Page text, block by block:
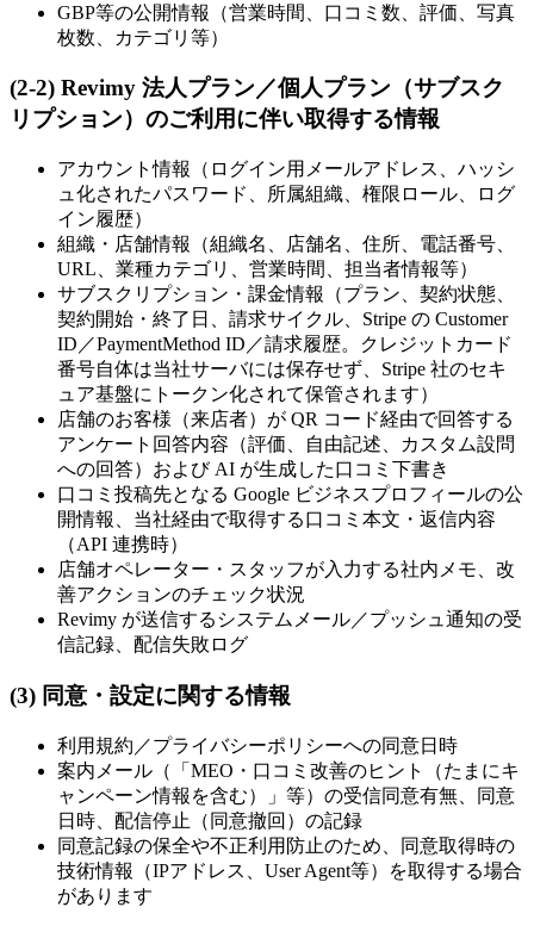
GBP等の公開情報（営業時間、口コミ数、評価、写真
枚数、カテゴリ等）
(2-2) Revimy 法人プラン／個人プラン（サブスク
リプション）のご利用に伴い取得する情報
アカウント情報（ログイン用メールアドレス、ハッシ
ュ化されたパスワード、所属組織、権限ロール、ログ
イン履歴）
組織・店舗情報（組織名、店舗名、住所、電話番号、
URL、業種カテゴリ、営業時間、担当者情報等）
サブスクリプション・課金情報（プラン、契約状態、
契約開始・終了日、請求サイクル、Stripe の Customer
ID／PaymentMethod ID／請求履歴。クレジットカード
番号自体は当社サーバには保存せず、Stripe 社のセキ
ュア基盤にトークン化されて保管されます）
店舗のお客様（来店者）が QR コード経由で回答する
アンケート回答内容（評価、自由記述、カスタム設問
への回答）および AI が生成した口コミ下書き
口コミ投稿先となる Google ビジネスプロフィールの公
開情報、当社経由で取得する口コミ本文・返信内容
（API 連携時）
店舗オペレーター・スタッフが入力する社内メモ、改
善アクションのチェック状況
Revimy が送信するシステムメール／プッシュ通知の受
信記録、配信失敗ログ
(3) 同意・設定に関する情報
利用規約／プライバシーポリシーへの同意日時
案内メール（「MEO・口コミ改善のヒント（たまにキ
ャンペーン情報を含む）」等）の受信同意有無、同意
日時、配信停止（同意撤回）の記録
同意記録の保全や不正利用防止のため、同意取得時の
技術情報（IPアドレス、User Agent等）を取得する場合
があります